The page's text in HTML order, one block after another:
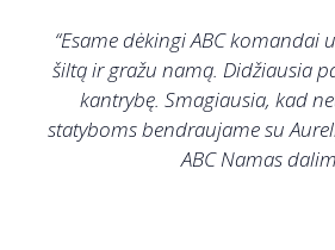
“Esame dėkingi ABC komandai
šiltą ir gražu namą. Didžiausia
kantrybę. Smagiausia, kad
statyboms bendraujame su
ABC Namas